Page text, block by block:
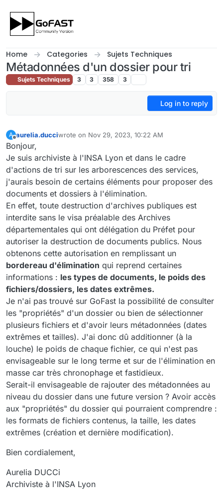
Home Categories Sujets Techniques
Métadonnées d'un dossier pour tri
Sujets Techniques 3 3 358 3
Log in to reply
A
Offline
aurelia.ducciwrote on Nov 29, 2023, 10:22 AM
last edited by
Bonjour,
Je suis archiviste à l'INSA Lyon et dans le cadre
d'actions de tri sur les arborescences des services,
j'aurais besoin de certains éléments pour proposer des
documents et dossiers à l'élimination.
En effet, toute destruction d'archives publiques est
interdite sans le visa préalable des Archives
départementales qui ont délégation du Préfet pour
autoriser la destruction de documents publics. Nous
obtenons cette autorisation en remplissant un
bordereau d'élimination qui reprend certaines
informations : les types de documents, le poids des
fichiers/dossiers, les dates extrêmes.
Je n'ai pas trouvé sur GoFast la possibilité de consulter
les "propriétés" d'un dossier ou bien de sélectionner
plusieurs fichiers et d'avoir leurs métadonnées (dates
extrêmes et tailles). J'ai donc dû additionner (à la
louche) le poids de chaque fichier, ce qui n'est pas
envisageable sur le long terme et sur de l'élimination en
masse car très chronophage et fastidieux.
Serait-il envisageable de rajouter des métadonnées au
niveau du dossier dans une future version ? Avoir accès
aux "propriétés" du dossier qui pourraient comprendre :
les formats de fichiers contenus, la taille, les dates
extrêmes (création et dernière modification).
Bien cordialement,
Aurelia DUCCi
Archiviste à l'INSA Lyon